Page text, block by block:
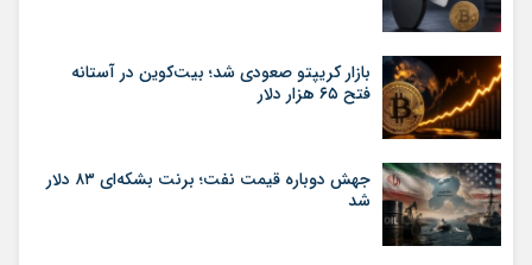
بازار کریپتو صعودی شد؛ بیت‌کوین در آستانه
فتح ۶۵ هزار دلار
جهش دوباره قیمت نفت؛ برنت بشکه‌ای ۸۳ دلار
شد